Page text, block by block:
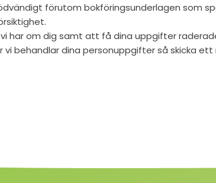
förutom bokföringsunderlagen som
har om dig samt att få dina uppgifter
behandlar dina personuppgifter så skicka ett